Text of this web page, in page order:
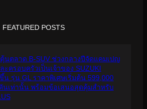
FEATURED POSTS
นตลาด B-SUV ช่วงกลางปีจัดแคมเปญ
ครอบครัวเป็นเจ้าของ SUZUKI
น รุ่น GL ราคาพิเศษเริ่มต้น 599,000
นเท่านั้น พร้อมข้อเสนอสุดคุ้มสำหรับ